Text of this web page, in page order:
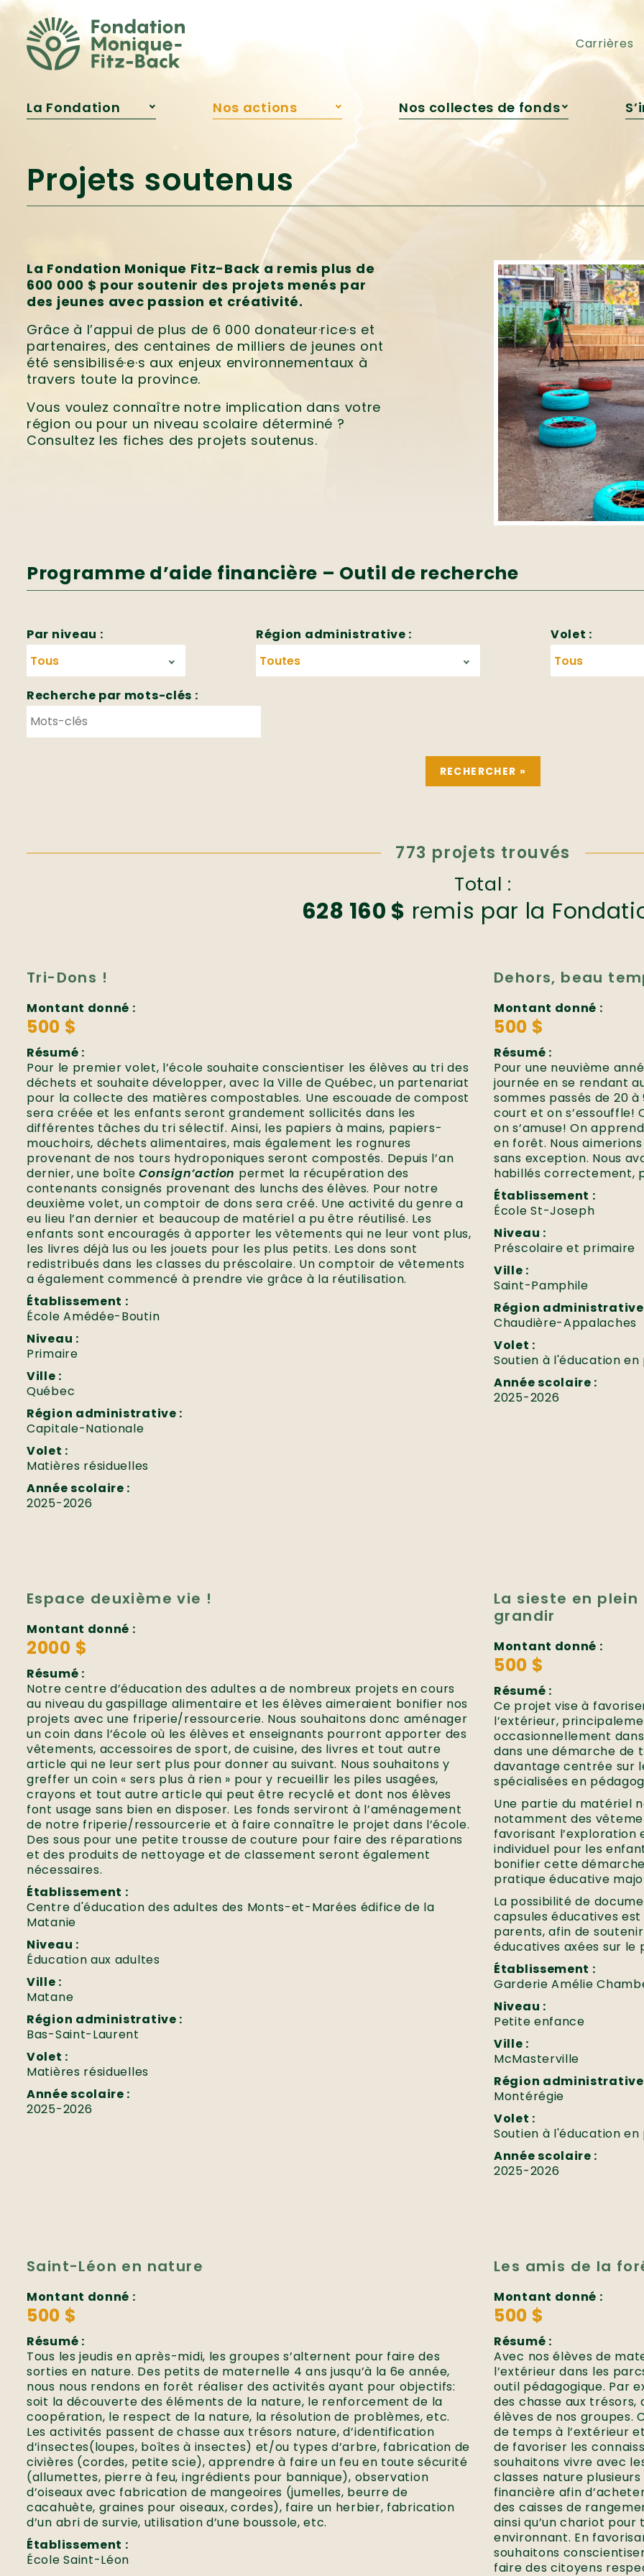
Carrières
La Fondation
d’administration
Qui était Monique
Fitz‑Back?
Nos actions
Bourse Samare
Innovation
pédagogique
Engagement
jeunesse
Nos collectes de fonds
Campagne de Roxanne
Campagne automnale
Publications
Reconnaissances
Projets soutenus
La Fondation Monique Fitz-Back a remis plus de
600 000 $ pour soutenir des projets menés par
des jeunes avec passion et créativité.
Grâce à l’appui de plus de 6 000 donateur·rice·s et
partenaires, des centaines de milliers de jeunes ont
été sensibilisé·e·s aux enjeux environnementaux à
travers toute la province.
Vous voulez connaître notre implication dans votre
région ou pour un niveau scolaire déterminé ?
Consultez les fiches des projets soutenus.
Programme d’aide financière – Outil de recherche
Par niveau : Région administrative : Volet :
Recherche par mots-clés :
773 projets trouvés
Total :
628 160 $ remis par la
Tri-Dons !
Montant donné :
500 $
Résumé :
Pour le premier volet, l’école souhaite conscientiser les élèves au tri des
déchets et souhaite développer, avec la Ville de Québec, un partenariat
pour la collecte des matières compostables. Une escouade de compost
sera créée et les enfants seront grandement sollicités dans les
différentes tâches du tri sélectif. Ainsi, les papiers à mains, papiers-
mouchoirs, déchets alimentaires, mais également les rognures
provenant de nos tours hydroponiques seront compostés. Depuis l’an
dernier, une boîteConsign’action permet la récupération des
contenants consignés provenant des lunchs des élèves. Pour notre
deuxième volet, un comptoir de dons sera créé. Une activité du genre a
eu lieu l’an dernier et beaucoup de matériel a pu être réutilisé. Les
enfants sont encouragés à apporter les vêtements qui ne leur vont plus,
les livres déjà lus ou les jouets pour les plus petits. Les dons sont
redistribués dans les classes du préscolaire. Un comptoir de vêtements
a également commencé à prendre vie grâce à la réutilisation.
Établissement :
École Amédée-Boutin
Niveau :
Primaire
Ville :
Québec
Région administrative :
Capitale-Nationale
Volet :
Matières résiduelles
Année scolaire :
2025-2026
Dehors, beau
Montant donné :
500 $
Résumé :
Pour une neuvième
journée en se rendant
sommes passés de 20
court et on s’essouffle!
on s’amuse! On
en forêt. Nous
sans exception. Nous
habillés correctement,
Établissement :
École St-Joseph
Niveau :
Préscolaire et primaire
Ville :
Saint-Pamphile
Région
Chaudière-Appalaches
Volet :
Soutien à l'éducation en
Année scolaire :
2025-2026
Espace deuxième vie !
Montant donné :
2000 $
Résumé :
Notre centre d’éducation des adultes a de nombreux projets en cours
au niveau du gaspillage alimentaire et les élèves aimeraient bonifier nos
projets avec une friperie/ressourcerie. Nous souhaitons donc aménager
un coin dans l’école où les élèves et enseignants pourront apporter des
vêtements, accessoires de sport, de cuisine, des livres et tout autre
article qui ne leur sert plus pour donner au suivant. Nous souhaitons y
greffer un coin « sers plus à rien » pour y recueillir les piles usagées,
crayons et tout autre article qui peut être recyclé et dont nos élèves
font usage sans bien en disposer. Les fonds serviront à l’aménagement
de notre friperie/ressourcerie et à faire connaître le projet dans l’école.
Des sous pour une petite trousse de couture pour faire des réparations
et des produits de nettoyage et de classement seront également
nécessaires.
Établissement :
Centre d'éducation des adultes des Monts-et-Marées édifice de la
Matanie
Niveau :
Éducation aux adultes
Ville :
Matane
Région administrative :
Bas-Saint-Laurent
Volet :
Matières résiduelles
Année scolaire :
2025-2026
La sieste en
grandir
Montant donné :
500 $
Résumé :
Ce projet vise à
l’extérieur,
occasionnellement
dans une démarche de
davantage centrée sur
spécialisées en
Une partie du matériel
notamment des
favorisant l’exploration
individuel pour les
bonifier cette démarche
pratique éducative
La possibilité de
capsules éducatives
parents, afin de
éducatives axées sur le
Établissement :
Garderie Amélie
Niveau :
Petite enfance
Ville :
McMasterville
Région
Montérégie
Volet :
Soutien à l'éducation en
Année scolaire :
2025-2026
Saint-Léon en nature
Montant donné :
500 $
Résumé :
Tous les jeudis en après-midi, les groupes s’alternent pour faire des
sorties en nature. Des petits de maternelle 4 ans jusqu’à la 6e année,
nous nous rendons en forêt réaliser des activités ayant pour objectifs:
soit la découverte des éléments de la nature, le renforcement de la
coopération, le respect de la nature, la résolution de problèmes, etc.
Les activités passent de chasse aux trésors nature, d’identification
d’insectes(loupes, boîtes à insectes) et/ou types d’arbre, fabrication de
civières (cordes, petite scie), apprendre à faire un feu en toute sécurité
(allumettes, pierre à feu, ingrédients pour bannique), observation
d’oiseaux avec fabrication de mangeoires (jumelles, beurre de
cacahuète, graines pour oiseaux, cordes), faire un herbier, fabrication
d’un abri de survie, utilisation d’une boussole, etc.
Établissement :
École Saint-Léon
Les amis de la
Montant donné :
500 $
Résumé :
Avec nos élèves de
l’extérieur dans les
outil pédagogique. Par
des chasse aux
élèves de nos groupes.
de temps à l’extérieur
de favoriser les
souhaitons vivre avec
classes nature
financière afin
des caisses de
ainsi qu’un chariot
environnant. En
souhaitons
faire des citoyens